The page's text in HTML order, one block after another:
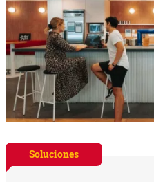
Soluciones